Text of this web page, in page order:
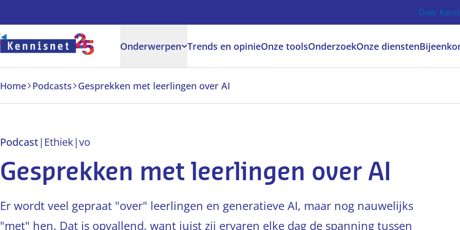
Over
Onderwerpen Trends en opinieOnze toolsOnderzoekOnze diensten
Home Podcasts Gesprekken met leerlingen over AI
Podcast| Ethiek|vo
Gesprekken met leerlingen over AI
Er wordt veel gepraat "over" leerlingen en generatieve AI, maar nog nauwelijks
"met" hen. Dat is opvallend, want juist zij ervaren elke dag de spanning tussen